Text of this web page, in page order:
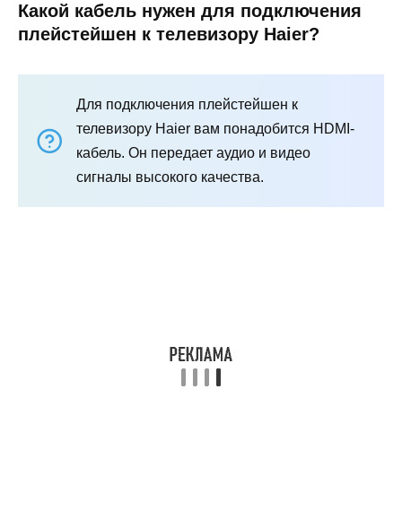
Какой кабель нужен для подключения
плейстейшен к телевизору Haier?
Для подключения плейстейшен к
телевизору Haier вам понадобится HDMI-
кабель. Он передает аудио и видео
сигналы высокого качества.